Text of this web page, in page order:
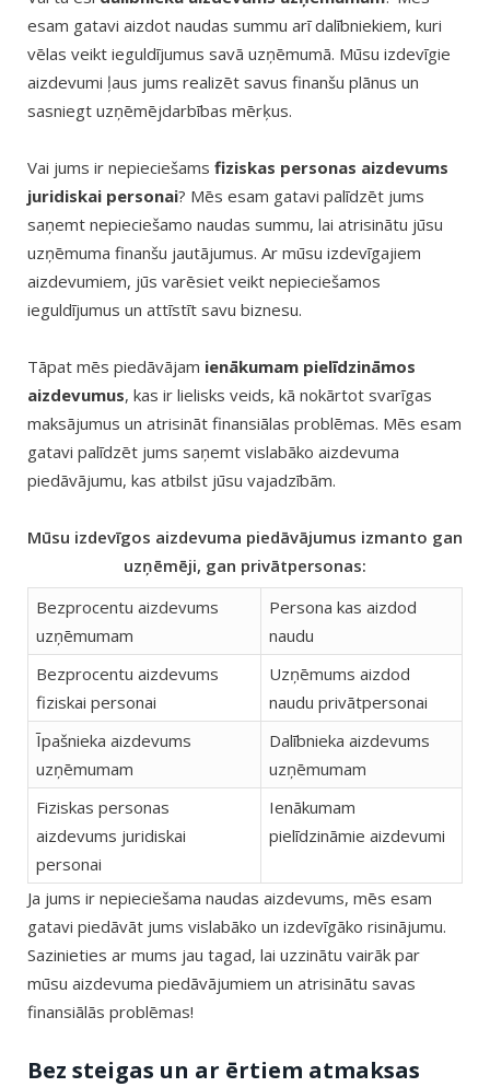
esam gatavi aizdot naudas summu arī dalībniekiem, kuri
vēlas veikt ieguldījumus savā uzņēmumā. Mūsu izdevīgie
aizdevumi ļaus jums realizēt savus finanšu plānus un
sasniegt uzņēmējdarbības mērķus.
Vai jums ir nepieciešams fiziskas personas aizdevums
juridiskai personai? Mēs esam gatavi palīdzēt jums
saņemt nepieciešamo naudas summu, lai atrisinātu jūsu
uzņēmuma finanšu jautājumus. Ar mūsu izdevīgajiem
aizdevumiem, jūs varēsiet veikt nepieciešamos
ieguldījumus un attīstīt savu biznesu.
Tāpat mēs piedāvājam ienākumam pielīdzināmos
aizdevumus, kas ir lielisks veids, kā nokārtot svarīgas
maksājumus un atrisināt finansiālas problēmas. Mēs esam
gatavi palīdzēt jums saņemt vislabāko aizdevuma
piedāvājumu, kas atbilst jūsu vajadzībām.
Mūsu izdevīgos aizdevuma piedāvājumus izmanto gan
uzņēmēji, gan privātpersonas:
Bezprocentu aizdevums
uzņēmumam
Persona kas aizdod
naudu
Bezprocentu aizdevums
fiziskai personai
Uzņēmums aizdod
naudu privātpersonai
Īpašnieka aizdevums
uzņēmumam
Dalībnieka aizdevums
uzņēmumam
Fiziskas personas
aizdevums juridiskai
personai
Ienākumam
pielīdzināmie aizdevumi
Ja jums ir nepieciešama naudas aizdevums, mēs esam
gatavi piedāvāt jums vislabāko un izdevīgāko risinājumu.
Sazinieties ar mums jau tagad, lai uzzinātu vairāk par
mūsu aizdevuma piedāvājumiem un atrisinātu savas
finansiālās problēmas!
Bez steigas un ar ērtiem atmaksas